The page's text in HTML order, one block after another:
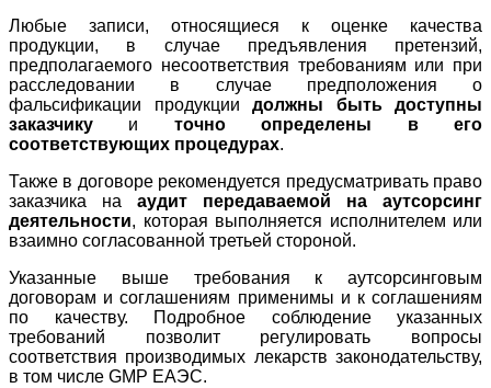
Любые записи, относящиеся к оценке качества
продукции, в случае предъявления претензий,
предполагаемого несоответствия требованиям или при
расследовании в случае предположения о
фальсификации продукции должны быть доступны
заказчику и точно определены в его
соответствующих процедурах.
Также в договоре рекомендуется предусматривать право
заказчика на аудит передаваемой на аутсорсинг
деятельности, которая выполняется исполнителем или
взаимно согласованной третьей стороной.
Указанные выше требования к аутсорсинговым
договорам и соглашениям применимы и к соглашениям
по качеству. Подробное соблюдение указанных
требований позволит регулировать вопросы
соответствия производимых лекарств законодательству,
в том числе GMP ЕАЭС.